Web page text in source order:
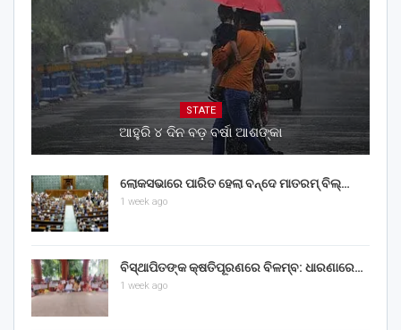
STATE
ଆହୁରି ୪ ଦିନ ବଡ଼ ବର୍ଷା ଆଶଙ୍କା
ଲୋକସଭାରେ ପାରିତ ହେଲା ବନ୍ଦେ ମାତରମ୍‌ ବିଲ୍‌…
1 week ago
ବିସ୍ଥାପିତଙ୍କ କ୍ଷତିପୂରଣରେ ବିଳମ୍ବ: ଧାରଣାରେ…
1 week ago